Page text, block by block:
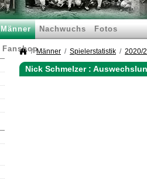
Männer Nachwuchs Fotos
FanshopMänner Spielerstatistik 2020/
Nick Schmelzer :